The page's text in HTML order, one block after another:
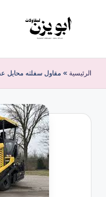
الرئيسية » مقاول سفلته محايل